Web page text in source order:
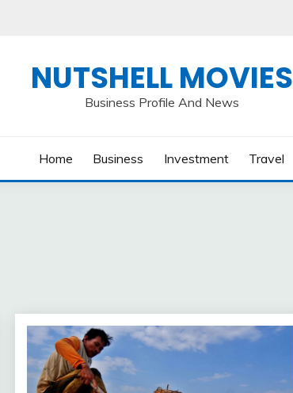
NUTSHELL MOVIES
Business Profile And News
Home Business Investment Travel